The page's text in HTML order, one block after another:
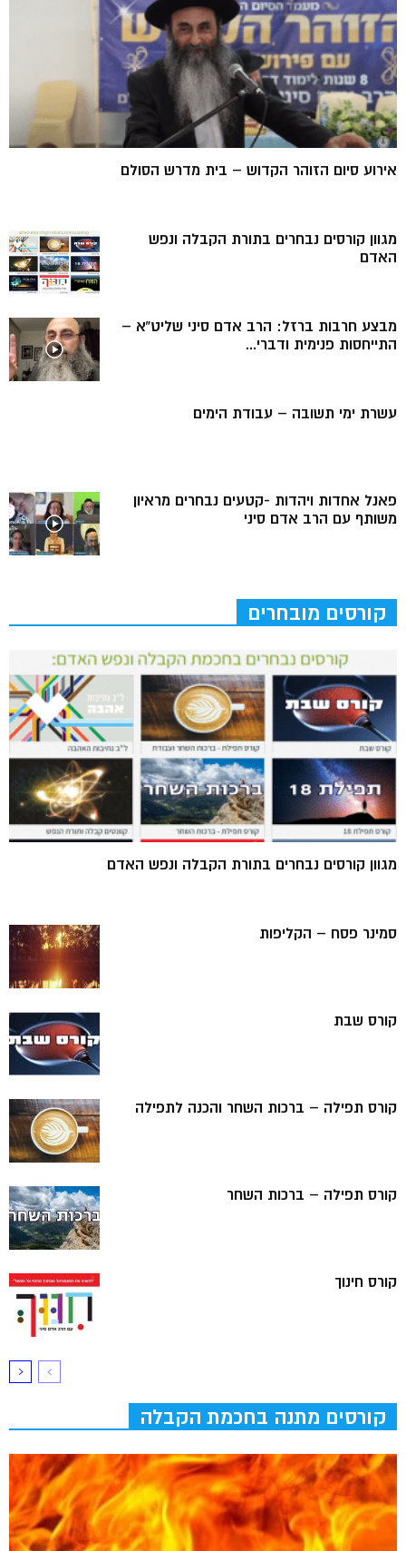
אירוע סיום הזוהר הקדוש – בית מדרש הסולם
מגוון קורסים נבחרים בתורת הקבלה ונפש
האדם
מבצע חרבות ברזל: הרב אדם סיני שליט”א –
התייחסות פנימית ודברי...
עשרת ימי תשובה – עבודת הימים
פאנל אחדות ויהדות -קטעים נבחרים מראיון
משותף עם הרב אדם סיני
קורסים מובחרים
מגוון קורסים נבחרים בתורת הקבלה ונפש האדם
סמינר פסח – הקליפות
קורס שבת
קורס תפילה – ברכות השחר והכנה לתפילה
קורס תפילה – ברכות השחר
קורס חינוך
קורסים מתנה בחכמת הקבלה